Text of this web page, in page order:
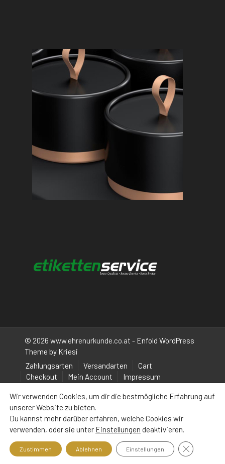
© 2026 www.ehrenurkunde.co.at - Enfold WordPress
Theme by Kriesi
Zahlungsarten
Versandarten
Cart
Checkout
Mein Account Impressum
Wir verwenden Cookies, um dir die bestmögliche Erfahrung auf
unserer Website zu bieten.
Du kannst mehr darüber erfahren, welche Cookies wir
verwenden, oder sie unter Einstellungen deaktivieren.
Zustimmen Ablehnen Einstellungen GDPR